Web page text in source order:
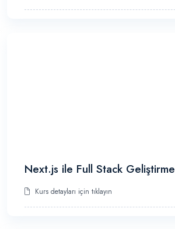
Next.js ile Full Stack Geliştirme
Kurs detayları için tıklayın